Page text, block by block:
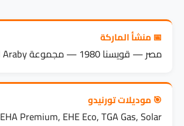
📅 منشأ الماركة
مصر — قويسنا 1980 — مجموعة El Araby
🎯 موديلات تورنيدو
EHA Premium, EHE Eco, TGA Gas, Solar